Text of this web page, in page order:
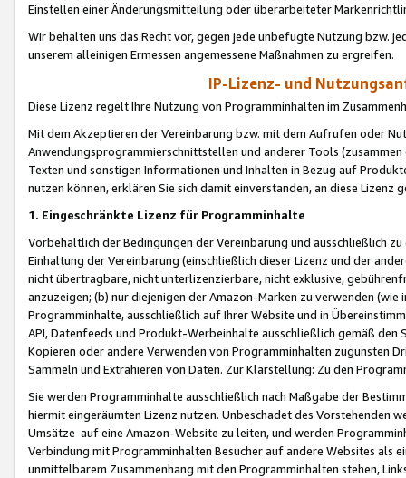
Einstellen einer Änderungsmitteilung oder überarbeiteter
Wir behalten uns das Recht vor, gegen jede unbefugte Nutzung bzw.
unserem alleinigen Ermessen angemessene Maßnahmen zu ergreifen.
IP-Lizenz- und
Diese Lizenz regelt Ihre Nutzung von Programminhalten im
Mit dem Akzeptieren der Vereinbarung bzw. mit dem Aufrufen oder
Anwendungsprogrammierschnittstellen und anderer Tools (zusammen
Texten und sonstigen Informationen und Inhalten in Bezug auf
nutzen können, erklären Sie sich damit einverstanden, an diese Lizenz
1. Eingeschränkte Lizenz für Programminhalte
Vorbehaltlich der Bedingungen der Vereinbarung und ausschließlich
Einhaltung der Vereinbarung (einschließlich dieser Lizenz und der
nicht übertragbare, nicht unterlizenzierbare, nicht exklusive,
anzuzeigen; (b) nur diejenigen der Amazon-Marken zu verwenden
Programminhalte, ausschließlich auf Ihrer Website und in
API, Datenfeeds und Produkt-Werbeinhalte ausschließlich gemäß
Kopieren oder andere Verwenden von Programminhalten zugunsten
Sammeln und Extrahieren von Daten. Zur Klarstellung: Zu den
Sie werden Programminhalte ausschließlich nach Maßgabe der
hiermit eingeräumten Lizenz nutzen. Unbeschadet des Vorstehenden
Umsätze auf eine Amazon-Website zu leiten, und werden
Verbindung mit Programminhalten Besucher auf andere Websites als
unmittelbarem Zusammenhang mit den Programminhalten stehen,